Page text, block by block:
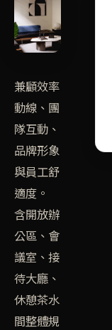
兼顧效率
動線、團
隊互動、
品牌形象
與員工舒
適度。
含開放辦
公區、會
議室、接
待大廳、
休憩茶水
間整體規